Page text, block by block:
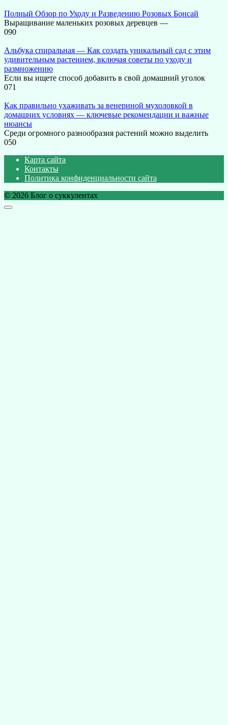
Полный Обзор по Уходу и Разведению Розовых Бонсай
Выращивание маленьких розовых деревцев —
090
Альбука спиральная — Как создать уникальный сад с этим
удивительным растением, включая советы по уходу и
размножению
Если вы ищете способ добавить в свой домашний уголок
071
Как правильно ухаживать за венериной мухоловкой в
домашних условиях — ключевые рекомендации и важные
нюансы
Среди огромного разнообразия растений можно выделить
050
Карта сайта
Контакты
Политика конфиденциальности сайта
© 2026 Блог о суккулентах